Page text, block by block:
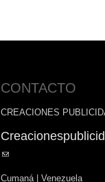
CONTACTO
CREACIONES
(link
Cumaná | Venezuela